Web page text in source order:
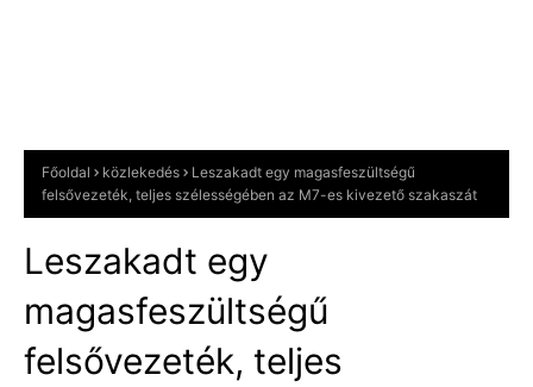
Főoldal közlekedés
Leszakadt egy magasfeszültségű
felsővezeték, teljes szélességében az M7-es kivezető szakaszát
Leszakadt egy
magasfeszültségű
felsővezeték, teljes